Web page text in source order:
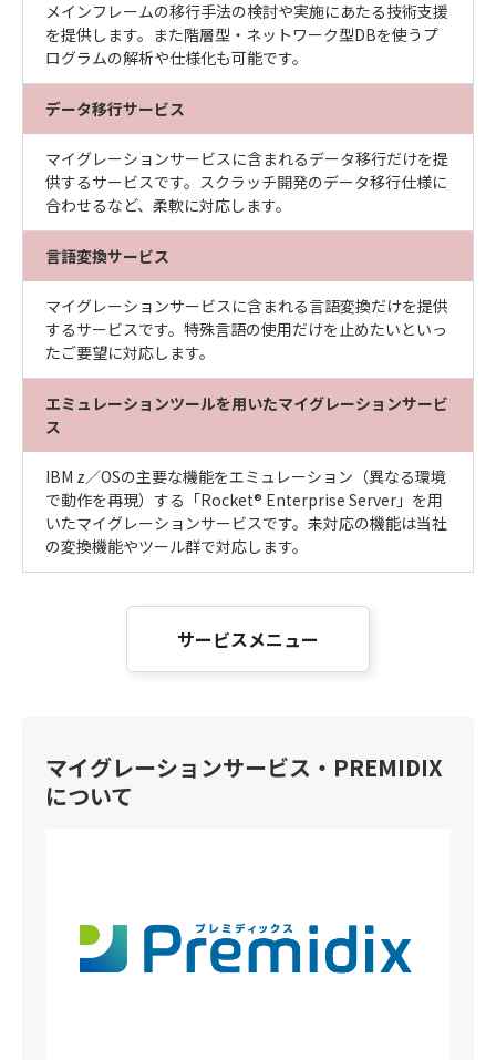
メインフレームの移行手法の検討や実施にあたる技術支援
を提供します。また階層型・ネットワーク型DBを使うプ
ログラムの解析や仕様化も可能です。
データ移行サービス
マイグレーションサービスに含まれるデータ移行だけを提
供するサービスです。スクラッチ開発のデータ移行仕様に
合わせるなど、柔軟に対応します。
言語変換サービス
マイグレーションサービスに含まれる言語変換だけを提供
するサービスです。特殊言語の使用だけを止めたいといっ
たご要望に対応します。
エミュレーションツールを用いたマイグレーションサービ
ス
IBM z／OSの主要な機能をエミュレーション（異なる環境
で動作を再現）する「Rocket® Enterprise Server」を用
いたマイグレーションサービスです。未対応の機能は当社
の変換機能やツール群で対応します。
サービスメニュー
マイグレーションサービス・PREMIDIX
について